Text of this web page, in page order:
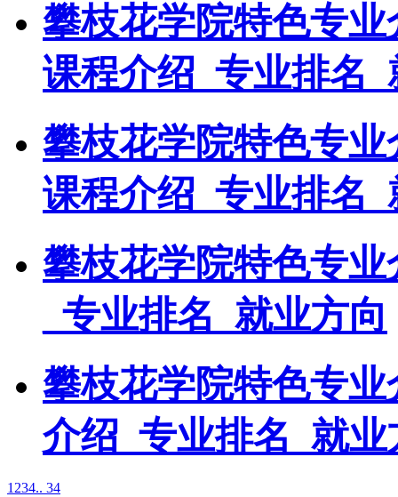
攀枝花学院特色专
课程介绍_专业排名
攀枝花学院特色专
课程介绍_专业排名
攀枝花学院特色专
_专业排名_就业方向
攀枝花学院特色专
介绍_专业排名_就业
1 234.. 34